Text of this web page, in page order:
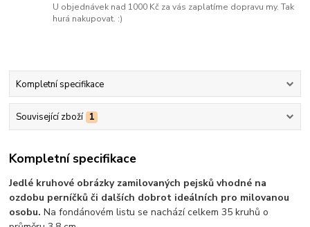
U objednávek nad 1000 Kč za vás zaplatíme dopravu my. Tak
hurá nakupovat. :)
Kompletní specifikace
Související zboží 1
Kompletní specifikace
Jedlé kruhové obrázky zamilovaných pejsků vhodné na
ozdobu perníčků či dalších dobrot ideálních pro milovanou
osobu. Na fondánovém listu se nachází celkem 35 kruhů o